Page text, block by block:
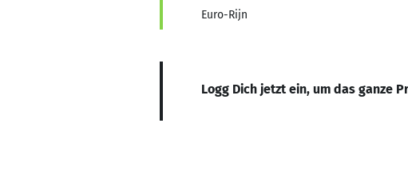
Euro-Rijn
Logg Dich jetzt ein, um das ganze